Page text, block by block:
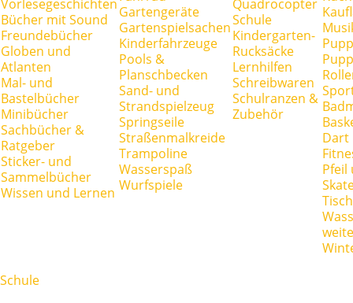
Vorlesegeschichten
Bücher mit Sound
Freundebücher
Globen und
Atlanten
Mal- und
Bastelbücher
Minibücher
Sachbücher &
Ratgeber
Sticker- und
Sammelbücher
Wissen und Lernen
Gartengeräte
Gartenspielsachen
Kinderfahrzeuge
Pools &
Planschbecken
Sand- und
Strandspielzeug
Springseile
Straßenmalkreide
Trampoline
Wasserspaß
Wurfspiele
Quadrocopter
Schule
Kindergarten-
Rucksäcke
Lernhilfen
Schreibwaren
Schulranzen &
Zubehör
Dart
Pfeil
Schule